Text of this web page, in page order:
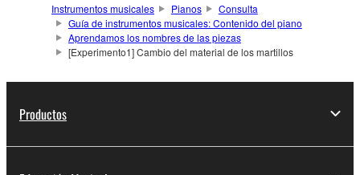
Instrumentos musicales Pianos
Consulta
Guía de instrumentos musicales: Contenido del piano
Aprendamos los nombres de las piezas
[Experimento1] Cambio del material de los martillos
Productos